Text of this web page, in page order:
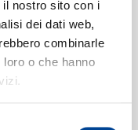
nostro sito con i
dei dati web,
combinarle
o che hanno
Track